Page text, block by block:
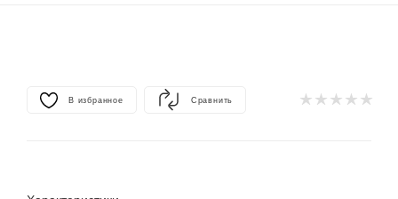
В избранное Сравнить